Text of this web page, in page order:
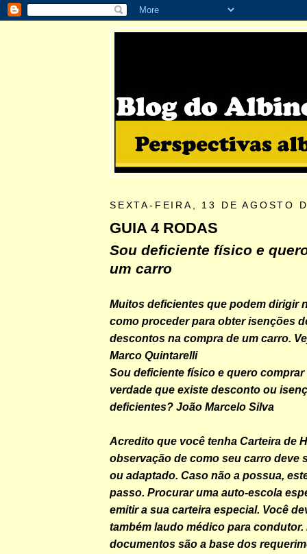
SEXTA-FEIRA, 13 DE AGOSTO
GUIA 4 RODAS
Sou deficiente físico e
um carro
Muitos deficientes que podem dirigir
como proceder para obter isenções
descontos na compra de um carro.
Marco Quintarelli
Sou deficiente físico e quero comprar
verdade que existe desconto ou
deficientes? João Marcelo Silva
Acredito que você tenha Carteira de
observação de como seu carro deve
ou adaptado. Caso não a possua,
passo. Procurar uma auto-escola
emitir a sua carteira especial. Você
também laudo médico para condutor.
documentos são a base dos